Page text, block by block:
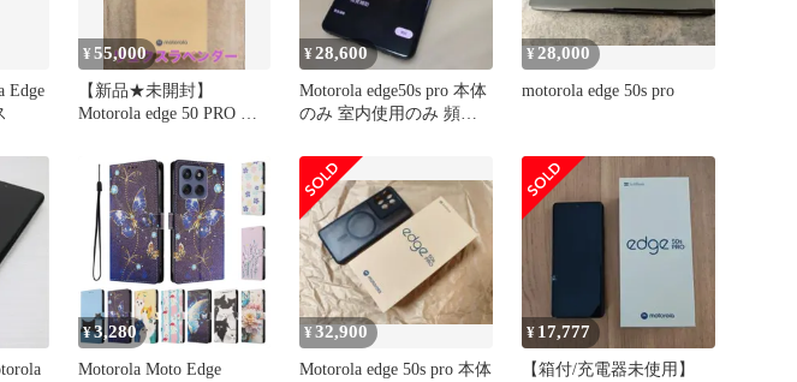
Edge
¥55,000
【新品★未開封】
Motorola edge 50 PRO リ
¥28,600
Motorola edge50s pro 本体
のみ 室内使用のみ 頻度
¥28,000
motorola edge 50s pro
¥3,280
Motorola Moto Edge
¥32,900
Motorola edge 50s pro 本体
¥ 17,777
【箱付/充電器未使用】